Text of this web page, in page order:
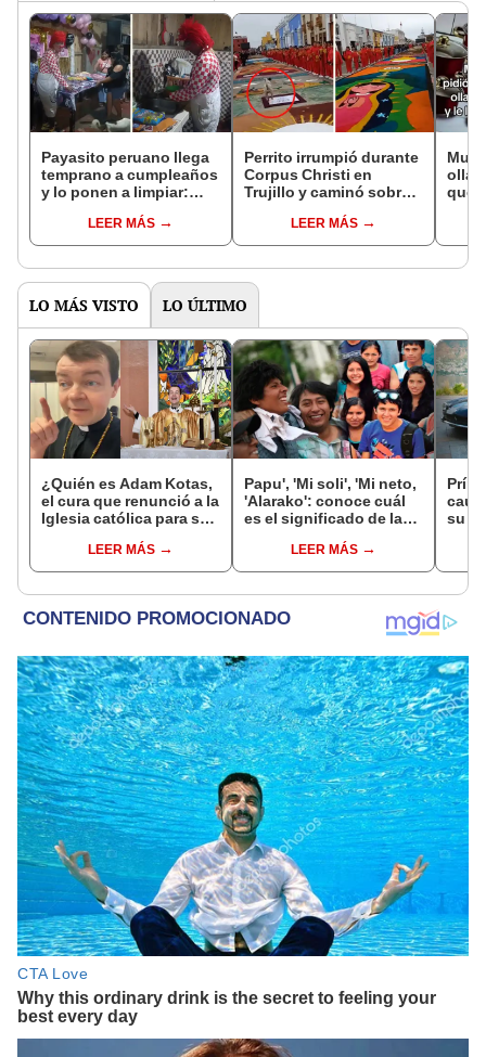
Payasito peruano llega
temprano a cumpleaños
y lo ponen a limpiar:
animación"LEER MÁS
Perrito irrumpió durante
Corpus Christi en
Trujillo y caminó sobre
con esmero
LEER MÁS
ollas
que
LO MÁS VISTO LO ÚLTIMO
¿Quién es Adam Kotas,
el cura que renunció a la
Iglesia católica para ser
LEER MÁS
Papu', 'Mi soli', 'Mi neto,
'Alarako': conoce cuál
es el significado de las
usadas por los jóvenes
LEER MÁS
su